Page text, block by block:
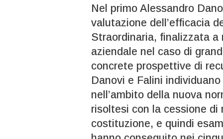
Nel primo Alessandro
valutazione dell’efficacia
Straordinaria, finalizzata
aziendale nel caso di
concrete prospettive di
Danovi e Falini
nell’ambito della nuova
risoltesi con la cessione di
costituzione, e quindi